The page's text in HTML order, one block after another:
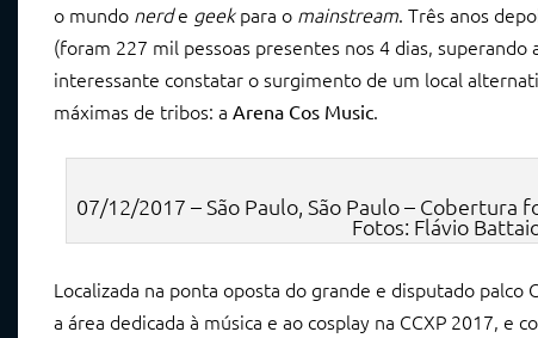
o mundo nerde geekpara o mainstream. Três anos
(foram 227 mil pessoas presentes nos 4 dias, superando
interessante constatar o surgimento de um local
máximas de tribos: a Arena Cos Music.
07/12/2017 – São Paulo, São Paulo – Cobertura
Fotos: Flávio
Localizada na ponta oposta do grande e disputado palco
a área dedicada à música e ao cosplay na CCXP 2017, e